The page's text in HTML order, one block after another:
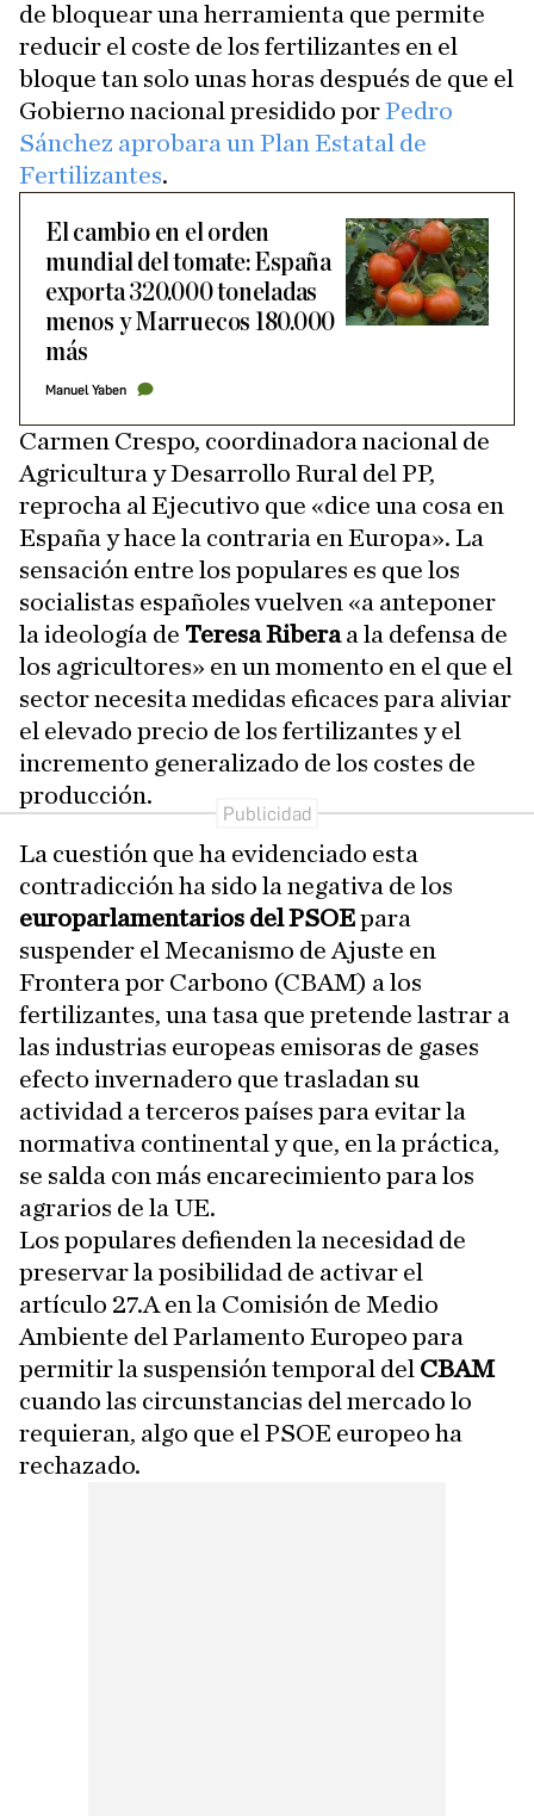
de bloquear una herramienta que permite
reducir el coste de los fertilizantes en el
bloque tan solo unas horas después de que el
Gobierno nacional presidido porPedro
Sánchez aprobara un Plan Estatal de
Fertilizantes.
El cambio en el orden
mundial del tomate: España
exporta 320.000 toneladas
menos y Marruecos 180.000
más
Manuel Yaben
Carmen Crespo, coordinadora nacional de
Agricultura y Desarrollo Rural del PP,
reprocha al Ejecutivo que «dice una cosa en
España y hace la contraria en Europa». La
sensación entre los populares es que los
socialistas españoles vuelven «a anteponer
la ideología de Teresa Riberaa la defensa de
los agricultores» en un momento en el que el
sector necesita medidas eficaces para aliviar
el elevado precio de los fertilizantes y el
incremento generalizado de los costes de
producción.
La cuestión que ha evidenciado esta
contradicción ha sido la negativa de los
europarlamentarios del PSOEpara
suspender el Mecanismo de Ajuste en
Frontera por Carbono (CBAM) a los
fertilizantes, una tasa que pretende lastrar a
las industrias europeas emisoras de gases
efecto invernadero que trasladan su
actividad a terceros países para evitar la
normativa continental y que, en la práctica,
se salda con más encarecimiento para los
agrarios de la UE.
Los populares defienden la necesidad de
preservar la posibilidad de activar el
artículo 27.A en la Comisión de Medio
Ambiente del Parlamento Europeo para
permitir la suspensión temporal del CBAM
cuando las circunstancias del mercado lo
requieran, algo que el PSOE europeo ha
rechazado.